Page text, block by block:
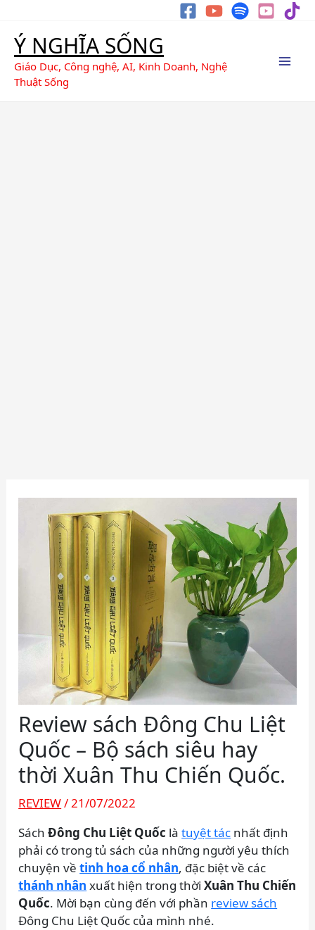
nội
dung
Ý NGHĨA SỐNG
Giáo Dục, Công nghệ, AI, Kinh Doanh, Nghệ
Thuật Sống
Review sách Đông Chu Liệt
Quốc – Bộ sách siêu hay
thời Xuân Thu Chiến Quốc.
REVIEW/21/07/2022
SáchĐông Chu Liệt Quốc làtuyệt tác nhất định
phải có trong tủ sách của những người yêu thích
chuyện vềtinh hoa cổ nhân, đặc biệt về các
thánh nhân xuất hiện trong thờiXuân Thu Chiến
Quốc. Mời bạn cùng đến với phần review sách
Đông Chu Liệt Quốc của mình nhé.